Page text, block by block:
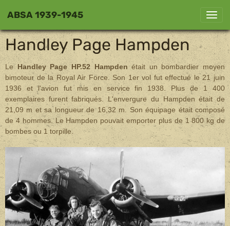
ABSA 1939-1945
Handley Page Hampden
LeHandley Page HP.52 Hampden était un bombardier moyen
bimoteur de la Royal Air Force. Son 1er vol fut effectué le 21 juin
1936 et l'avion fut mis en service fin 1938. Plus de 1 400
exemplaires furent fabriqués. L'envergure du Hampden était de
21,09 m et sa longueur de 16,32 m. Son équipage était composé
de 4 hommes. Le Hampden pouvait emporter plus de 1 800 kg de
bombes ou 1 torpille.